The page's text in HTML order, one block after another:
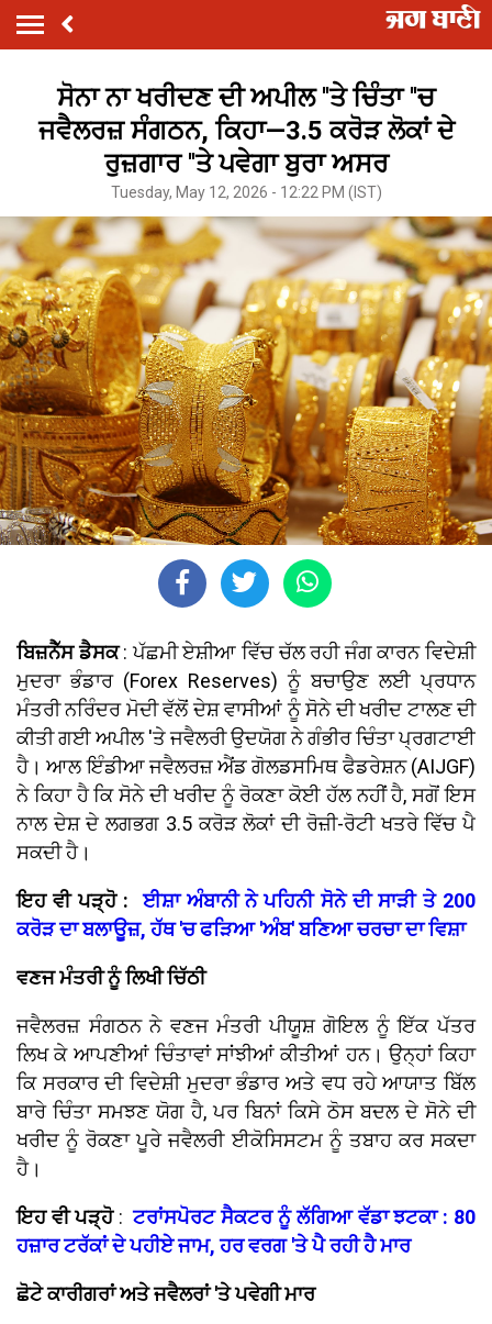
ਸੋਨਾ ਨਾ ਖਰੀਦਣ ਦੀ ਅਪੀਲ ''ਤੇ ਚਿੰਤਾ ''ਚ
ਜਵੈਲਰਜ਼ ਸੰਗਠਨ, ਕਿਹਾ—3.5 ਕਰੋੜ ਲੋਕਾਂ ਦੇ
ਰੁਜ਼ਗਾਰ ''ਤੇ ਪਵੇਗਾ ਬੁਰਾ ਅਸਰ
Tuesday, May 12, 2026 - 12:22 PM (IST)
ਬਿਜ਼ਨੈੱਸ ਡੈਸਕ: ਪੱਛਮੀ ਏਸ਼ੀਆ ਵਿੱਚ ਚੱਲ ਰਹੀ ਜੰਗ ਕਾਰਨ ਵਿਦੇਸ਼ੀ
ਮੁਦਰਾ ਭੰਡਾਰ (Forex Reserves) ਨੂੰ ਬਚਾਉਣ ਲਈ ਪ੍ਰਧਾਨ
ਮੰਤਰੀ ਨਰਿੰਦਰ ਮੋਦੀ ਵੱਲੋਂ ਦੇਸ਼ ਵਾਸੀਆਂ ਨੂੰ ਸੋਨੇ ਦੀ ਖਰੀਦ ਟਾਲਣ ਦੀ
ਕੀਤੀ ਗਈ ਅਪੀਲ 'ਤੇ ਜਵੈਲਰੀ ਉਦਯੋਗ ਨੇ ਗੰਭੀਰ ਚਿੰਤਾ ਪ੍ਰਗਟਾਈ
ਹੈ। ਆਲ ਇੰਡੀਆ ਜਵੈਲਰਜ਼ ਐਂਡ ਗੋਲਡਸਮਿਥ ਫੈਡਰੇਸ਼ਨ (AIJGF)
ਨੇ ਕਿਹਾ ਹੈ ਕਿ ਸੋਨੇ ਦੀ ਖਰੀਦ ਨੂੰ ਰੋਕਣਾ ਕੋਈ ਹੱਲ ਨਹੀਂ ਹੈ, ਸਗੋਂ ਇਸ
ਨਾਲ ਦੇਸ਼ ਦੇ ਲਗਭਗ 3.5 ਕਰੋੜ ਲੋਕਾਂ ਦੀ ਰੋਜ਼ੀ-ਰੋਟੀ ਖਤਰੇ ਵਿੱਚ ਪੈ
ਸਕਦੀ ਹੈ।
ਇਹ ਵੀ ਪੜ੍ਹੋ :ਈਸ਼ਾ ਅੰਬਾਨੀ ਨੇ ਪਹਿਨੀ ਸੋਨੇ ਦੀ ਸਾੜੀ ਤੇ 200
ਕਰੋੜ ਦਾ ਬਲਾਊਜ਼, ਹੱਥ 'ਚ ਫੜਿਆ 'ਅੰਬ' ਬਣਿਆ ਚਰਚਾ ਦਾ ਵਿਸ਼ਾ
ਵਣਜ ਮੰਤਰੀ ਨੂੰ ਲਿਖੀ ਚਿੱਠੀ
ਜਵੈਲਰਜ਼ ਸੰਗਠਨ ਨੇ ਵਣਜ ਮੰਤਰੀ ਪੀਯੂਸ਼ ਗੋਇਲ ਨੂੰ ਇੱਕ ਪੱਤਰ
ਲਿਖ ਕੇ ਆਪਣੀਆਂ ਚਿੰਤਾਵਾਂ ਸਾਂਝੀਆਂ ਕੀਤੀਆਂ ਹਨ। ਉਨ੍ਹਾਂ ਕਿਹਾ
ਕਿ ਸਰਕਾਰ ਦੀ ਵਿਦੇਸ਼ੀ ਮੁਦਰਾ ਭੰਡਾਰ ਅਤੇ ਵਧ ਰਹੇ ਆਯਾਤ ਬਿੱਲ
ਬਾਰੇ ਚਿੰਤਾ ਸਮਝਣ ਯੋਗ ਹੈ, ਪਰ ਬਿਨਾਂ ਕਿਸੇ ਠੋਸ ਬਦਲ ਦੇ ਸੋਨੇ ਦੀ
ਖਰੀਦ ਨੂੰ ਰੋਕਣਾ ਪੂਰੇ ਜਵੈਲਰੀ ਈਕੋਸਿਸਟਮ ਨੂੰ ਤਬਾਹ ਕਰ ਸਕਦਾ
ਹੈ।
ਇਹ ਵੀ ਪੜ੍ਹੋ:ਟਰਾਂਸਪੋਰਟ ਸੈਕਟਰ ਨੂੰ ਲੱਗਿਆ ਵੱਡਾ ਝਟਕਾ : 80
ਹਜ਼ਾਰ ਟਰੱਕਾਂ ਦੇ ਪਹੀਏ ਜਾਮ, ਹਰ ਵਰਗ 'ਤੇ ਪੈ ਰਹੀ ਹੈ ਮਾਰ
ਛੋਟੇ ਕਾਰੀਗਰਾਂ ਅਤੇ ਜਵੈਲਰਾਂ 'ਤੇ ਪਵੇਗੀ ਮਾਰ